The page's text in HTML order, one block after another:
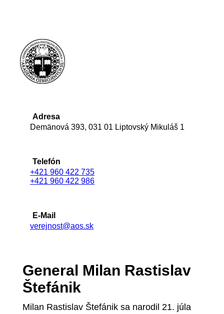
Adresa
Demänová 393, 031 01 Liptovský Mikuláš 1
Telefón
+421 960 422 735
+421 960 422 986
E-Mail
verejnost@aos.sk
General Milan Rastislav
Štefánik
Milan Rastislav Štefánik sa narodil 21. júla